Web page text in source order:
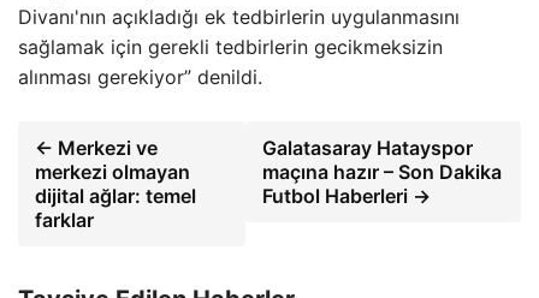
Divanı'nın açıkladığı ek tedbirlerin uygulanmasını
sağlamak için gerekli tedbirlerin gecikmeksizin
alınması gerekiyor” denildi.
← Merkezi ve
merkezi olmayan
dijital ağlar: temel
farklar
Galatasaray Hatayspor
maçına hazır – Son Dakika
Futbol Haberleri →